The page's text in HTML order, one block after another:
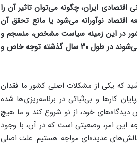
اقتصادی ایران، چگونه می‌توان تاثیر آن را
نوآورانه می‌شود یا مانع تحقق آن
در این زمینه سیاست مشخص، منسجم و
قابل رهگیری دارد؟ برنامه‌های توسعه که مشخصا قانون هستند و توسط مجلس تصویب می‌شوند در طول ۳۰ سال گذشته توجه خاص و
که یکی از مشکلات اصلی کشور ما فقدان
کارها و بی‌ثباتی در برنامه‌ریزی‌ها شده
خود، از نو شروع کند و ما هیچ
این امر، وضعیتی است که در آن، با وجود
چالش‌های عدیده‌ای مواجه هستیم. علت اصلی